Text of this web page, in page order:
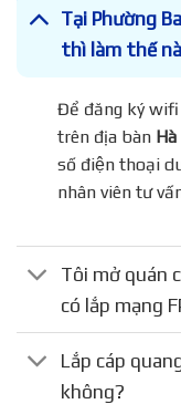
Tại Phường
thì làm thế
Để đăng ký
trên địa bànHà
số điện thoại
nhân viên tư
Tôi mở quán
có lắp mạng
Lắp cáp
không?